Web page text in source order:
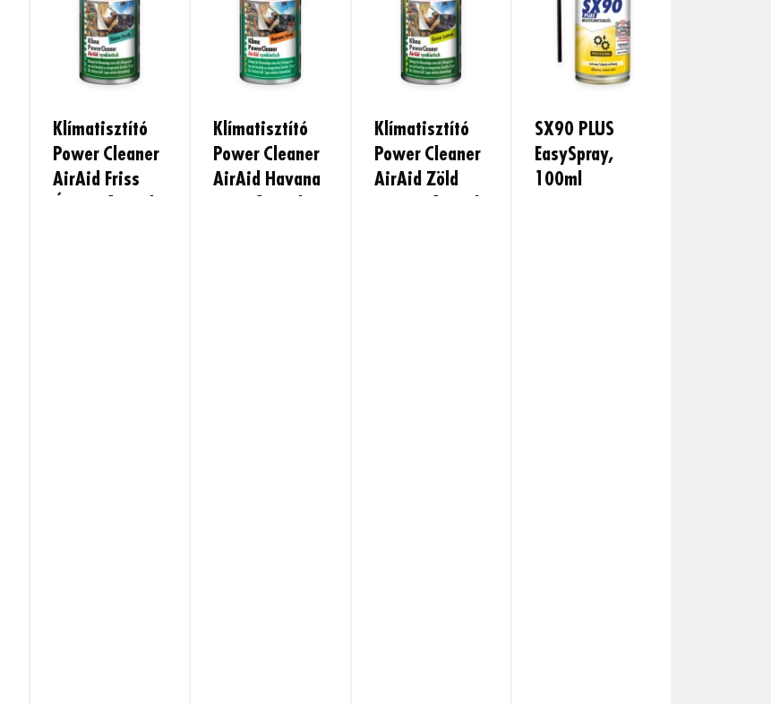
Klímatisztító
Power Cleaner
AirAid Friss
Klímatisztító
Power Cleaner
AirAid Havana
Klímatisztító
Power Cleaner
AirAid Zöld
SX90 PLUS
EasySpray,
100ml